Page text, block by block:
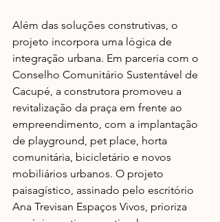
Além das soluções construtivas, o
projeto incorpora uma lógica de
integração urbana. Em parceria com o
Conselho Comunitário Sustentável de
Cacupé, a construtora promoveu a
revitalização da praça em frente ao
empreendimento, com a implantação
de playground, pet place, horta
comunitária, bicicletário e novos
mobiliários urbanos. O projeto
paisagístico, assinado pelo escritório
Ana Trevisan Espaços Vivos, prioriza